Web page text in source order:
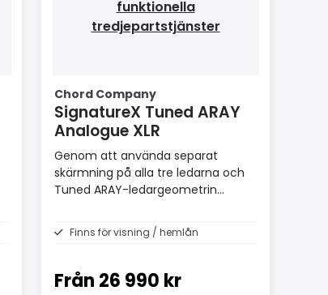
funktionella
tredjepartstjänster
Chord Company
SignatureX Tuned ARAY
Analogue XLR
Genom att använda separat
skärmning på alla tre ledarna och
Tuned ARAY-ledargeometrin
musikaliskt transparent kabel
Finns för visning / hemlån
Från 26 990 kr